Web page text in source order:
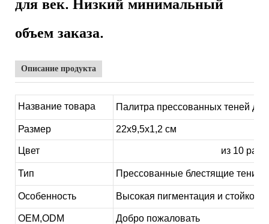
для век. Низкий минимальный
объем заказа.
Описание продукта
Название товара Палитра прессованных теней
Размер 22х9,5х1,2 см
Цвет из 10
Тип Прессованные блестящие тени
Особенность Высокая пигментация и
OEM,ODM Добро пожаловать